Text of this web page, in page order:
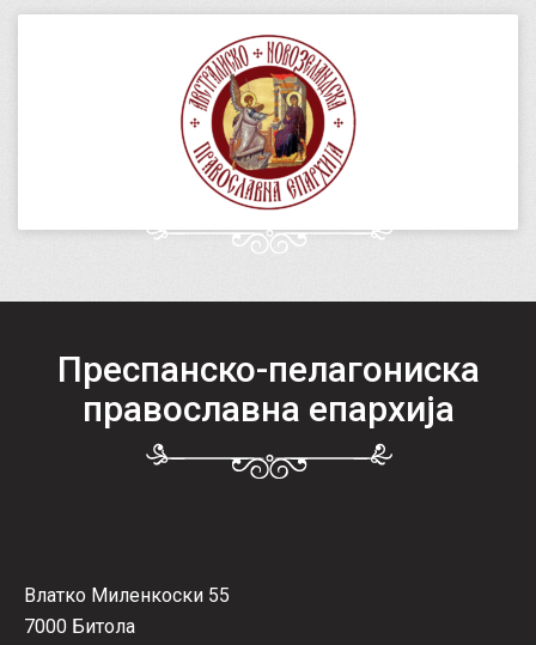
Преспанско-пелагониска
православна епархија
Влатко Миленкоски 55
7000 Битола